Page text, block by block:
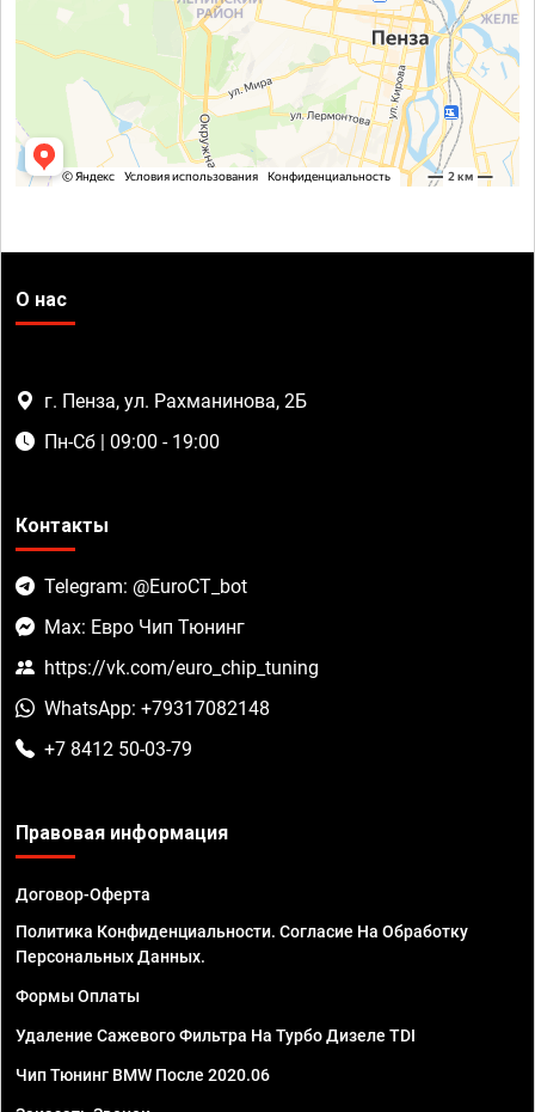
О нас
г. Пенза, ул. Рахманинова, 2Б
Пн-Сб | 09:00 - 19:00
Контакты
Telegram: @EuroCT_bot
Max: Евро Чип Тюнинг
https://vk.com/euro_chip_tuning
WhatsApp: +79317082148
+7 8412 50-03-79
Правовая информация
Договор-Оферта
Политика Конфиденциальности. Согласие На Обработку
Персональных Данных.
Формы Оплаты
Удаление Сажевого Фильтра На Турбо Дизеле TDI
Чип Тюнинг BMW После 2020.06